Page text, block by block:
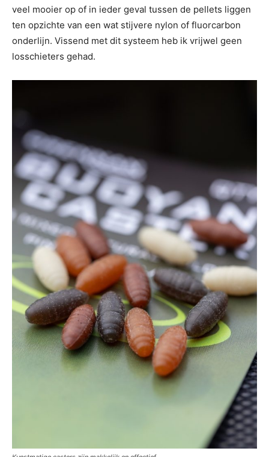
veel mooier op of in ieder geval tussen de pellets liggen
ten opzichte van een wat stijvere nylon of fluorcarbon
onderlijn. Vissend met dit systeem heb ik vrijwel geen
losschieters gehad.